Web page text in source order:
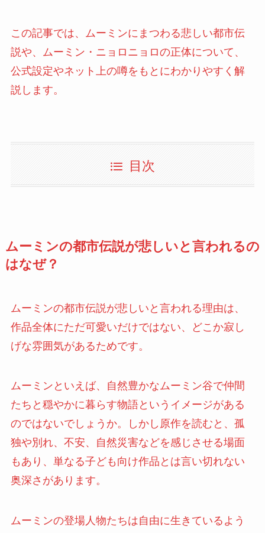
この記事では、ムーミンにまつわる悲しい都市伝
説や、ムーミン・ニョロニョロの正体について、
公式設定やネット上の噂をもとにわかりやすく解
説します。
目次
ムーミンの都市伝説が悲しいと言われるの
はなぜ？
ムーミンの都市伝説が悲しいと言われる理由は、
作品全体にただ可愛いだけではない、どこか寂し
げな雰囲気があるためです。
ムーミンといえば、自然豊かなムーミン谷で仲間
たちと穏やかに暮らす物語というイメージがある
のではないでしょうか。しかし原作を読むと、孤
独や別れ、不安、自然災害などを感じさせる場面
もあり、単なる子ども向け作品とは言い切れない
奥深さがあります。
ムーミンの登場人物たちは自由に生きているよう